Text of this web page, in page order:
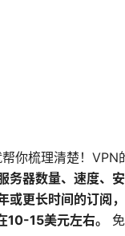
你梳理清楚！VPN
器数量、速度、
或更长时间的订阅
15美元左右。